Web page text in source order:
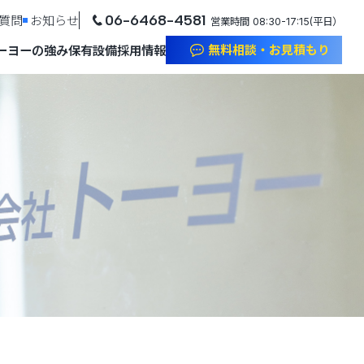
ヨーの強み保有設備採用情報 無料相談・お見積もり
問 お知らせ 06-6468-4581 営業時間 08:30-17:15(平日）